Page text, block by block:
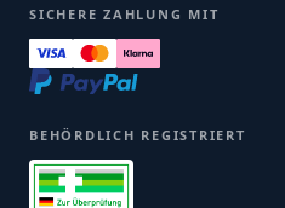
SICHERE ZAHLUNG MIT
BEHÖRDLICH REGISTRIERT